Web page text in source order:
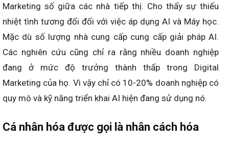
Marketing số giữa các nhà tiếp thị. Cho thấy sự thiếu
nhiệt tình tương đối đối với việc áp dụng AI và Máy học.
Mặc dù số lượng nhà cung cấp cung cấp giải pháp AI.
Các nghiên cứu cũng chỉ ra rằng nhiều doanh nghiệp
đang ở mức độ trưởng thành thấp trong Digital
Marketing của họ. Vì vậy chỉ có 10-20% doanh nghiệp có
quy mô và kỹ năng triển khai AI hiện đang sử dụng nó.
Cá nhân hóa được gọi là nhân cách hóa